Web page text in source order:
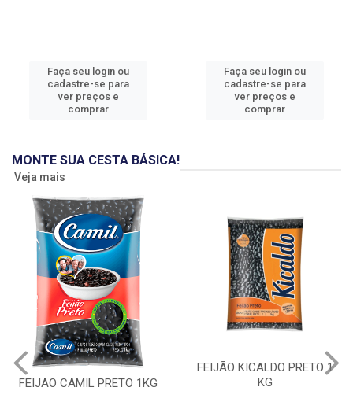
Faça seu login ou
cadastre-se para
ver preços e
comprar
Faça seu login ou
cadastre-se para
ver preços e
comprar
MONTE SUA CESTA BÁSICA!
Veja mais
FEIJAO CAMIL PRETO 1KG
FEIJÃO KICALDO PRETO 1
KG